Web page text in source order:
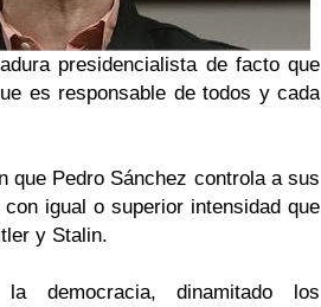
presidencialista de facto que
es responsable de todos y cada
que Pedro Sánchez controla a sus
igual o superior intensidad que
y Stalin.
democracia, dinamitado los